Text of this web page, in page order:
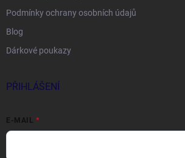
Podmínky ochrany osobních údajů
Blog
Dárkové poukazy
PŘIHLÁŠENÍ
E-MAIL